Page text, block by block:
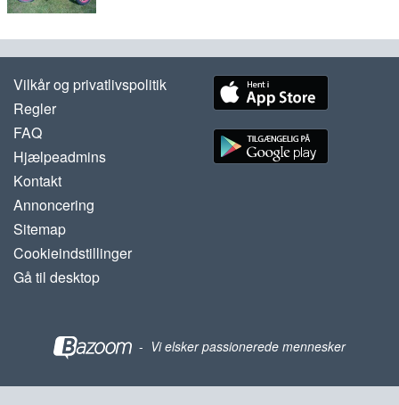
Vilkår og privatlivspolitik
Regler
FAQ
Hjælpeadmins
Kontakt
Annoncering
Sitemap
Cookieindstillinger
Gå til desktop
- Vi elsker passionerede mennesker